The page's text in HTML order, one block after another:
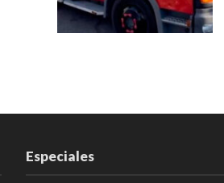
Especiales